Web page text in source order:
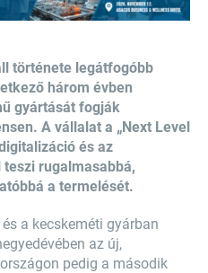
története legátfogóbb
három évben
gyártását fogják
A vállalat a „Next Level
és az
rugalmasabbá,
a termelését.
a kecskeméti gyárban
az új,
pedig a második